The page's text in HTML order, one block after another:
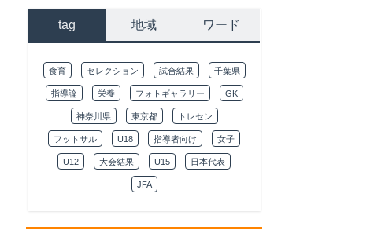
tag 地域 ワード
食育 セレクション 試合結果 千葉県
指導論 栄養 フォトギャラリー GK
神奈川県 東京都 トレセン
フットサル U18 指導者向け 女子
U12 大会結果 U15 日本代表
JFA